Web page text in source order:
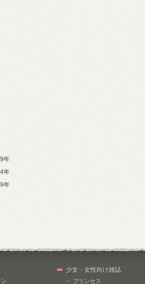
年
年
年
少女・女性向け雑誌
プリンセス